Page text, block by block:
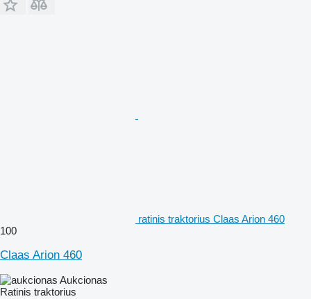
ratinis traktorius Claas Arion 460
100
Claas Arion 460
Aukcionas
Ratinis traktorius